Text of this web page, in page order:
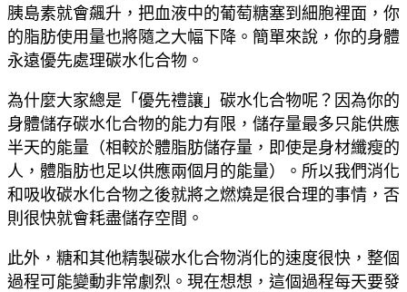
胰島素就會飆升，把血液中的葡萄糖塞到細胞裡面，你
的脂肪使用量也將隨之大幅下降。簡單來說，你的身體
永遠優先處理碳水化合物。
為什麼大家總是「優先禮讓」碳水化合物呢？因為你的
身體儲存碳水化合物的能力有限，儲存量最多只能供應
半天的能量（相較於體脂肪儲存量，即使是身材纖瘦的
人，體脂肪也足以供應兩個月的能量）。所以我們消化
和吸收碳水化合物之後就將之燃燒是很合理的事情，否
則很快就會耗盡儲存空間。
此外，糖和其他精製碳水化合物消化的速度很快，整個
過程可能變動非常劇烈。現在想想，這個過程每天要發